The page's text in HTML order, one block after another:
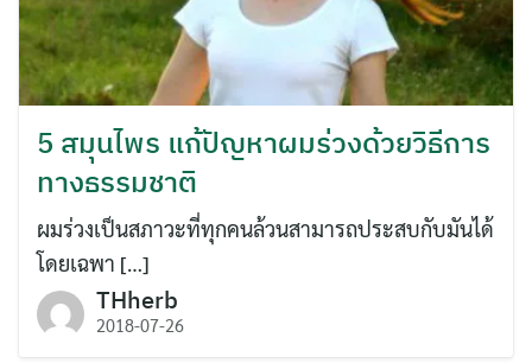
5 สมุนไพร แก้ปัญหาผมร่วงด้วยวิธีการ
ทางธรรมชาติ
ผมร่วงเป็นสภาวะที่ทุกคนล้วนสามารถประสบกับมันได้
โดยเฉพา […]
THherb
2018-07-26